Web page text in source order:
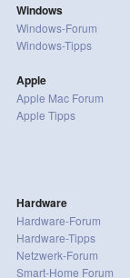
Windows
Windows-Forum
Windows-Tipps
Apple
Apple Mac Forum
Apple Tipps
Hardware
Hardware-Forum
Hardware-Tipps
Netzwerk-Forum
Smart-Home Forum